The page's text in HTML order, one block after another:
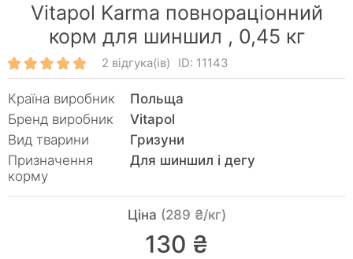
Vitapol Karma повнораціонний
корм для шиншил , 0,45 кг
2 відгука(ів) ID: 11143
Країна виробник
Польща
Бренд виробник
Vitapol
Вид тварини
Гризуни
Призначення
корму
Для шиншил і дегу
Ціна (289 ₴/кг)
130 ₴